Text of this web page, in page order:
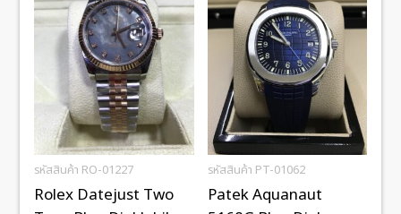
รหัสสินค้า RO-01227
Rolex Datejust Two
รหัสสินค้า PT-01062
Patek Aquanaut